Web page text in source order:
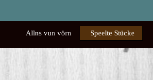
Allns vun vörn Speelte Stücke